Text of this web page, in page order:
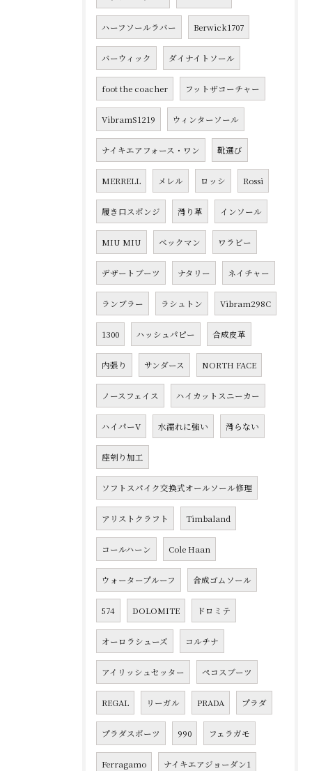
ハーフソールラバー Berwick1707
バーウィック ダイナイトソール
foot the coacher フットザコーチャー
VibramS1219 ウィンターソール
ナイキエアフォース・ワン 靴選び
MERRELL メレル ロッシ Rossi
履き口スポンジ 滑り革 インソール
MIU MIU ベックマン ワラビー
デザートブーツ ナタリー ネイチャー
ランブラー ラシュトン Vibram298C
1300 ハッシュパピー 合成皮革
内張り サンダース NORTH FACE
ノースフェイス ハイカットスニーカー
ハイパーV 水濡れに強い 滑らない
座刳り加工
ソフトスパイク交換式オールソール修理
アリストクラフト Timbaland
コールハーン Cole Haan
ウォータープルーフ 合成ゴムソール
574 DOLOMITE ドロミテ
オーロラシューズ コルチナ
アイリッシュセッター ペコスブーツ
REGAL リーガル PRADA プラダ
プラダスポーツ 990 フェラガモ
Ferragamo ナイキエアジョーダン1